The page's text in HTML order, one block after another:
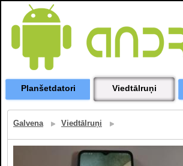
Planšetdatori Viedtālruņi
Galvena Viedtālruņi